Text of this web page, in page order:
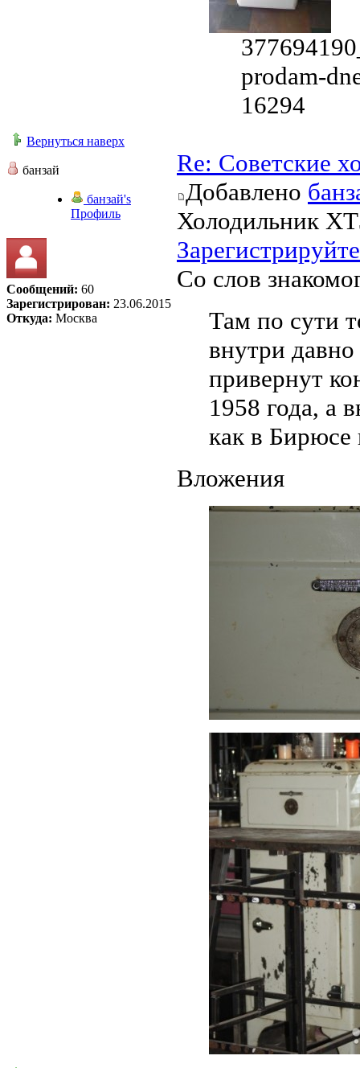
prodam-
16294
Вернуться наверх
банзай
банзай's
Профиль
Сообщений: 60
Зарегистрирован: 23.06.2015
Откуда: Москва
Re: Советские
Добавлено
Холодильник
Со слов
Там по сути
внутри
привернут
1958 года, а
как в
Вложения